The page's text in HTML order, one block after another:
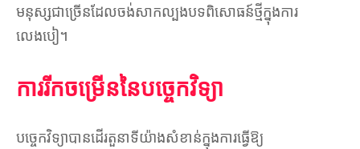
មនុស្សជាច្រើនដែលចង់សាកល្បងបទពិសោធន៍ថ្មីក្នុងការ
លេងបៀ។
ការរីកចម្រើននៃបច្ចេកវិទ្យា
បច្ចេកវិទ្យាបានដើរតួនាទីយ៉ាងសំខាន់ក្នុងការធ្វើឱ្យ